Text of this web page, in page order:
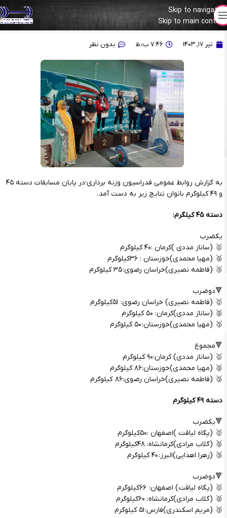
Skip to navigation
Skip to main content
نتایج پایانی رقابتهای دسته ۴۵ و ۴۹ کیلوگرم بانوان
تیر ۱۷, ۱۴۰۳ ۷:۴۶ ب٫ظ بدون نظر
به گزارش روابط عمومی فدراسیون وزنه برداری؛در پایان مسابقات دسته ۴۵
و ۴۹ کیلوگرم بانوان نتایج زیر به دست آمد.
دسته ۴۵ کیلگرم:
یکضرب
🥇 (ساناز مددی )کرمان :۴۰ کیلوگرم
🥈 (مهیا محمدی)خوزستان : ۳۶کیلوگرم
🥉 (فاطمه نصیری)خراسان رضوی: ۳۵ کیلوگرم
🔻دوضرب
🥇 (فاطمه نصیری) خراسان رضوی: ۵۱کیلوگرم
🥈 (ساناز مددی)کرمان: ۵۰ کیلوگرم
🥉 (مهیا محمدی)خوزستان: ۵۰ کیلوگرم
🔻مجموع
🥇 (ساناز مددی) کرمان:۹۰ کیلوگرم
🥈 (مهیا محمدی)خوزستان:۸۶ کیلوگرم
🥉 (فاطمه نصیری)خراسان رضوی:۸۶ کیلوگرم
دسته ۴۹ کیلوگرم
🔻یکضرب
🥇 (پگاه لیاقت )اصفهان :۵۰کیلوگرم
🥈 (گلاب مرادی)کرمانشاه: ۴۸کیلوگرم
🥉 (زهرا اهدایی)البرز: ۴۰ کیلوگرم
🔻دوضرب
🥇 (پگاه لیاقت) اصفهان: ۶۶کیلوگرم
🥈 (گلاب مرادی)کرمانشاه: ۶۰کیلوگرم
🥉 (مریم اسکندری)فارس: ۵۱ کیلوگرم